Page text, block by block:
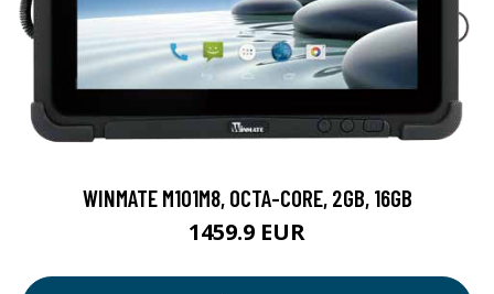
WINMATE M101M8, OCTA-CORE, 2GB, 16GB
1459.9 EUR